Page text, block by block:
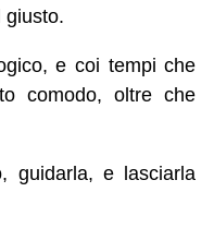
giusto.
e coi tempi che
comodo, oltre che
guidarla, e lasciarla